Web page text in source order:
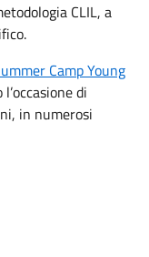
CLIL, a
Camp Young
di
in numerosi